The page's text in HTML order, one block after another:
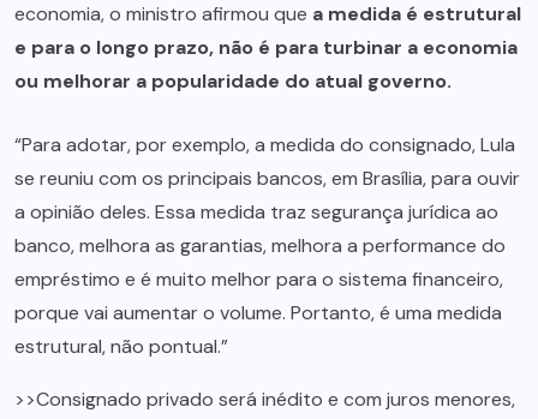
economia, o ministro afirmou que a medida é estrutural
e para o longo prazo, não é para turbinar a economia
ou melhorar a popularidade do atual governo.
“Para adotar, por exemplo, a medida do consignado, Lula
se reuniu com os principais bancos, em Brasília, para ouvir
a opinião deles. Essa medida traz segurança jurídica ao
banco, melhora as garantias, melhora a performance do
empréstimo e é muito melhor para o sistema financeiro,
porque vai aumentar o volume. Portanto, é uma medida
estrutural, não pontual.”
>>Consignado privado será inédito e com juros menores,